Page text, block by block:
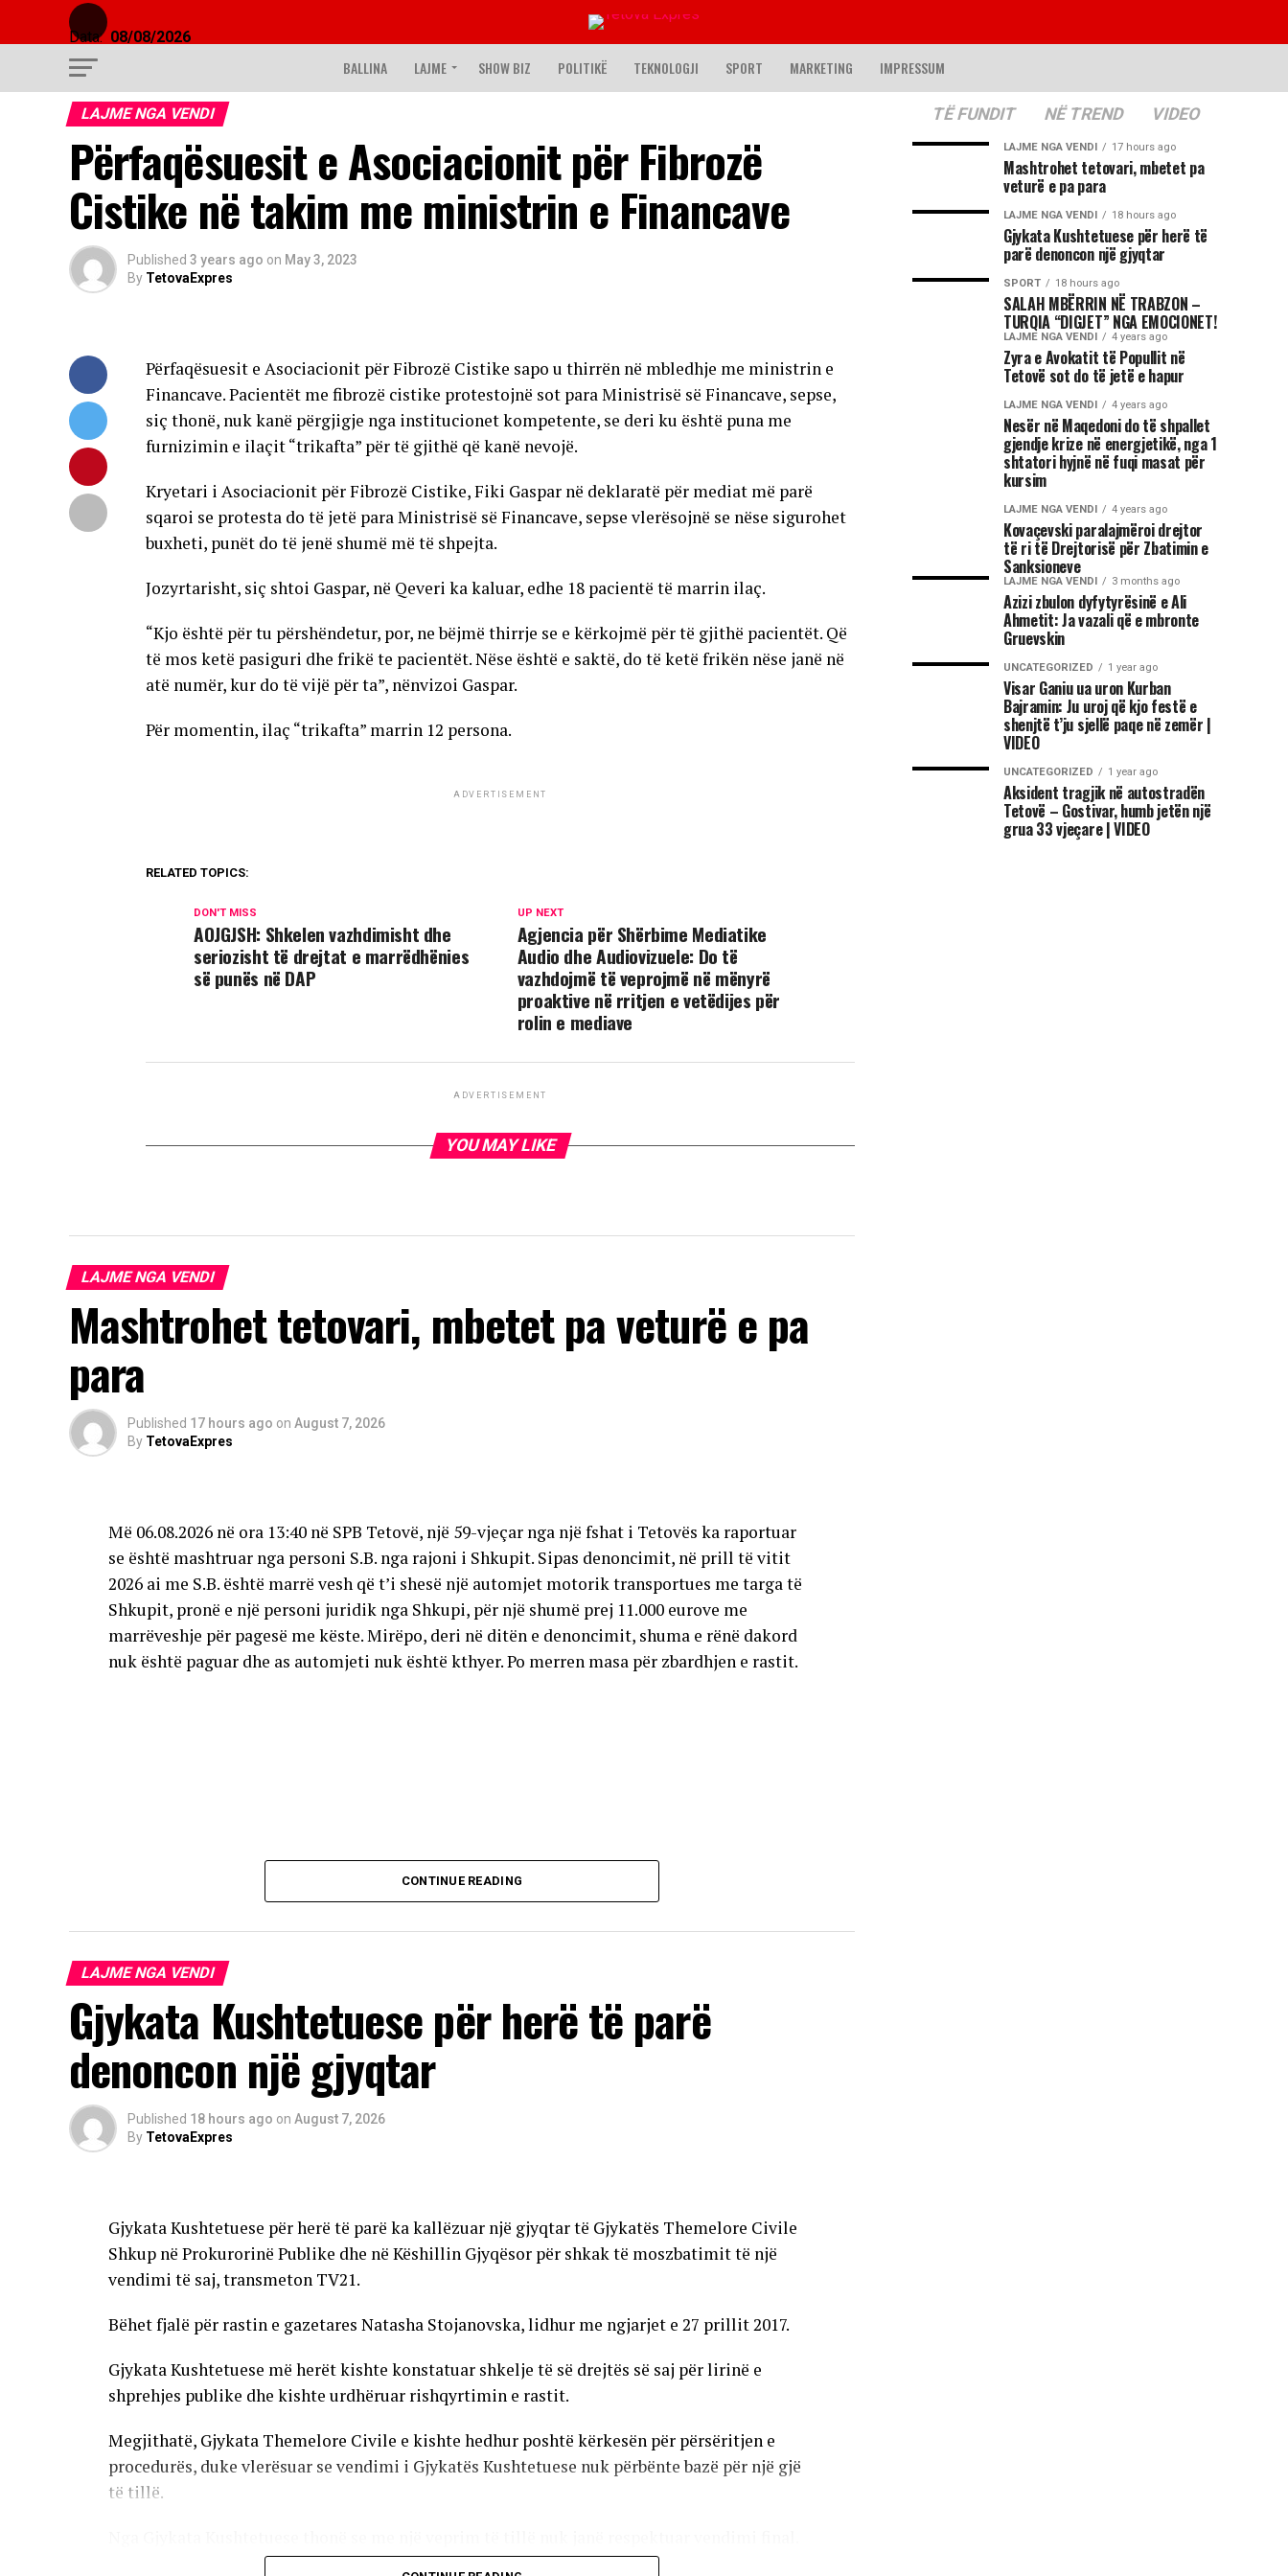
Data: 08/08/2026
BALLINA LAJME SHOW BIZ POLITIKË TEKNOLOGJI SPORT MARKETING IMPRESSUM
LAJME NGA VENDI
Përfaqësuesit e Asociacionit për Fibrozë
Cistike në takim me ministrin e Financave
Published 3 years ago on May 3, 2023
By TetovaExpres
Përfaqësuesit e Asociacionit për Fibrozë Cistike sapo u thirrën në mbledhje me ministrin e
Financave. Pacientët me fibrozë cistike protestojnë sot para Ministrisë së Financave, sepse,
siç thonë, nuk kanë përgjigje nga institucionet kompetente, se deri ku është puna me
furnizimin e ilaçit “trikafta” për të gjithë që kanë nevojë.
Kryetari i Asociacionit për Fibrozë Cistike, Fiki Gaspar në deklaratë për mediat më parë
sqaroi se protesta do të jetë para Ministrisë së Financave, sepse vlerësojnë se nëse sigurohet
buxheti, punët do të jenë shumë më të shpejta.
Jozyrtarisht, siç shtoi Gaspar, në Qeveri ka kaluar, edhe 18 pacientë të marrin ilaç.
“Kjo është për tu përshëndetur, por, ne bëjmë thirrje se e kërkojmë për të gjithë pacientët. Që
të mos ketë pasiguri dhe frikë te pacientët. Nëse është e saktë, do të ketë frikën nëse janë në
atë numër, kur do të vijë për ta”, nënvizoi Gaspar.
Për momentin, ilaç “trikafta” marrin 12 persona.
ADVERTISEMENT
RELATED TOPICS:
UP NEXT
Agjencia për Shërbime Mediatike
Audio dhe Audiovizuele: Do të
vazhdojmë të veprojmë në mënyrë
proaktive në rritjen e vetëdijes për
rolin e mediave
DON'T MISS
AOJGJSH: Shkelen vazhdimisht dhe
seriozisht të drejtat e marrëdhënies
së punës në DAP
ADVERTISEMENT
YOU MAY LIKE
LAJME NGA VENDI
Mashtrohet tetovari, mbetet pa veturë e pa
para
Published 17 hours ago on August 7, 2026
By TetovaExpres
Më 06.08.2026 në ora 13:40 në SPB Tetovë, një 59-vjeçar nga një fshat i Tetovës ka raportuar
se është mashtruar nga personi S.B. nga rajoni i Shkupit. Sipas denoncimit, në prill të vitit
2026 ai me S.B. është marrë vesh që t’i shesë një automjet motorik transportues me targa të
Shkupit, pronë e një personi juridik nga Shkupi, për një shumë prej 11.000 eurove me
marrëveshje për pagesë me këste. Mirëpo, deri në ditën e denoncimit, shuma e rënë dakord
nuk është paguar dhe as automjeti nuk është kthyer. Po merren masa për zbardhjen e rastit.
CONTINUE READING
LAJME NGA VENDI
Gjykata Kushtetuese për herë të parë
denoncon një gjyqtar
Published 18 hours ago on August 7, 2026
By TetovaExpres
Gjykata Kushtetuese për herë të parë ka kallëzuar një gjyqtar të Gjykatës Themelore Civile
Shkup në Prokurorinë Publike dhe në Këshillin Gjyqësor për shkak të moszbatimit të një
vendimi të saj, transmeton TV21.
Bëhet fjalë për rastin e gazetares Natasha Stojanovska, lidhur me ngjarjet e 27 prillit 2017.
Gjykata Kushtetuese më herët kishte konstatuar shkelje të së drejtës së saj për lirinë e
shprehjes publike dhe kishte urdhëruar rishqyrtimin e rastit.
Megjithatë, Gjykata Themelore Civile e kishte hedhur poshtë kërkesën për përsëritjen e
procedurës, duke vlerësuar se vendimi i Gjykatës Kushtetuese nuk përbënte bazë për një gjë
të tillë.
TË FUNDIT NË TREND VIDEO
LAJME NGA VENDI 17 hours ago
Mashtrohet tetovari, mbetet pa
veturë e pa para
LAJME NGA VENDI 18 hours ago
Gjykata Kushtetuese për herë të
parë denoncon një gjyqtar
SPORT 18 hours ago
SALAH MBËRRIN NË TRABZON –
TURQIA “DIGJET” NGA EMOCIONET!
LAJME NGA VENDI 4 years ago
Zyra e Avokatit të Popullit në
Tetovë sot do të jetë e hapur
LAJME NGA VENDI 4 years ago
Nesër në Maqedoni do të shpallet
gjendje krize në energjetikë, nga 1
shtatori hyjnë në fuqi masat për
kursim
LAJME NGA VENDI 4 years ago
Kovaçevski paralajmëroi drejtor
të ri të Drejtorisë për Zbatimin e
Sanksioneve
LAJME NGA VENDI 3 months ago
Azizi zbulon dyfytyrësinë e Ali
Ahmetit: Ja vazali që e mbronte
Gruevskin
UNCATEGORIZED 1 year ago
Visar Ganiu ua uron Kurban
Bajramin: Ju uroj që kjo festë e
shenjtë t’ju sjellë paqe në zemër |
VIDEO
UNCATEGORIZED 1 year ago
Aksident tragjik në autostradën
Tetovë – Gostivar, humb jetën një
grua 33 vjeçare | VIDEO